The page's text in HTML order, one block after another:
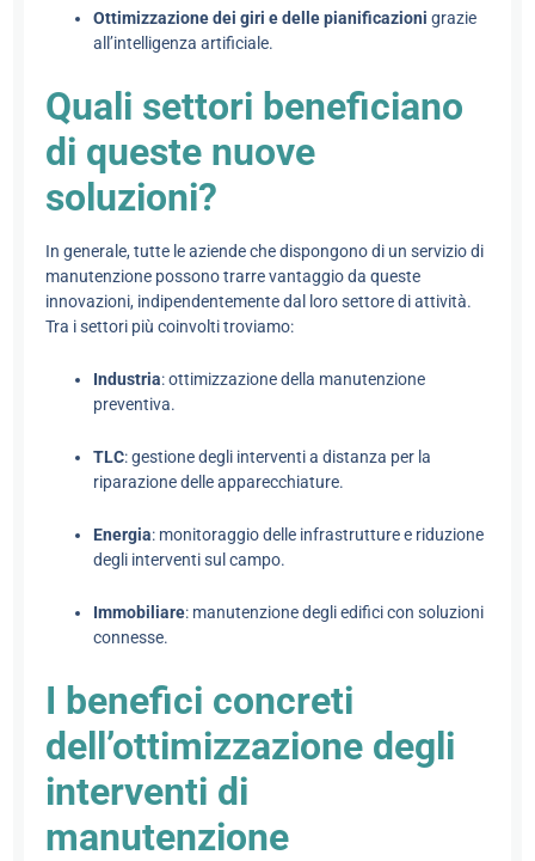
Ottimizzazione dei giri e delle pianificazioni grazie
all’intelligenza artificiale.
Quali settori beneficiano
di queste nuove
soluzioni?
In generale, tutte le aziende che dispongono di un servizio di
manutenzione possono trarre vantaggio da queste
innovazioni, indipendentemente dal loro settore di attività.
Tra i settori più coinvolti troviamo:
Industria: ottimizzazione della manutenzione
preventiva.
TLC: gestione degli interventi a distanza per la
riparazione delle apparecchiature.
Energia: monitoraggio delle infrastrutture e riduzione
degli interventi sul campo.
Immobiliare: manutenzione degli edifici con soluzioni
connesse.
I benefici concreti
dell’ottimizzazione degli
interventi di
manutenzione